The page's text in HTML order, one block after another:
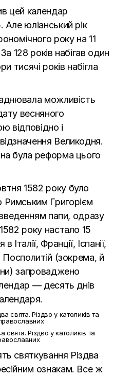
цей календар
Але юліанський рік
року на 11
128 років набігав один
тисячі років набігла
можливість
весняного
відповідно і
Великодня.
була реформа цього
1582 року було
Григорієм
папи, одразу
року настало 15
Франції, Іспанії,
Посполитій (зокрема, й
запроваджено
— десять днів
свята. Різдво у католиків та
святкування Різдва
ознакам. Все ж